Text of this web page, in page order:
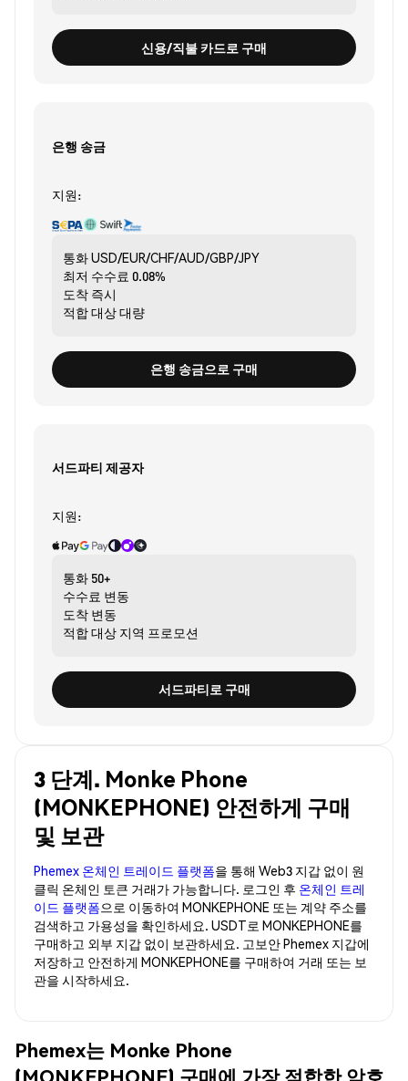
신용/직불 카드로 구매
은행 송금
지원:
통화USD/EUR/CHF/AUD/GBP/JPY
최저 수수료 0.08%
도착 즉시
적합 대상대량
은행 송금으로 구매
서드파티 제공자
지원:
통화 50+
수수료 변동
도착 변동
적합 대상 지역 프로모션
서드파티로 구매
3 단계. Monke Phone
(MONKEPHONE) 안전하게 구매
및 보관
Phemex 온체인 트레이드 플랫폼을 통해 Web3 지갑 없이 원
클릭 온체인 토큰 거래가 가능합니다. 로그인 후 온체인 트레
이드 플랫폼으로 이동하여 MONKEPHONE 또는 계약 주소를
검색하고 가용성을 확인하세요. USDT로 MONKEPHONE를
구매하고 외부 지갑 없이 보관하세요. 고보안 Phemex 지갑에
저장하고 안전하게 MONKEPHONE를 구매하여 거래 또는 보
관을 시작하세요.
Phemex는 Monke Phone